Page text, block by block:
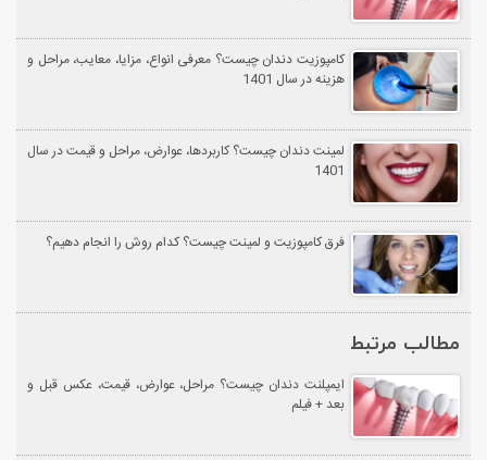
کامپوزیت دندان چیست؟ معرفی انواع، مزایا، معایب، مراحل و
هزینه در سال 1401
لمینت دندان چیست؟ کاربردها، عوارض، مراحل و قیمت در سال
1401
فرق کامپوزیت و لمینت چیست؟ کدام روش را انجام دهیم؟
مطالب مرتبط
ایمپلنت دندان چیست؟ مراحل، عوارض، قیمت، عکس قبل و
بعد + فیلم